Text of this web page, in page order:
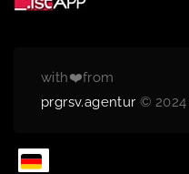
with❤️from
prgrsv.agentur © 2024